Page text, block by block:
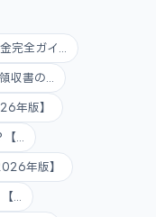
完全ガイ...
収書の...
年版】
...
年版】
...